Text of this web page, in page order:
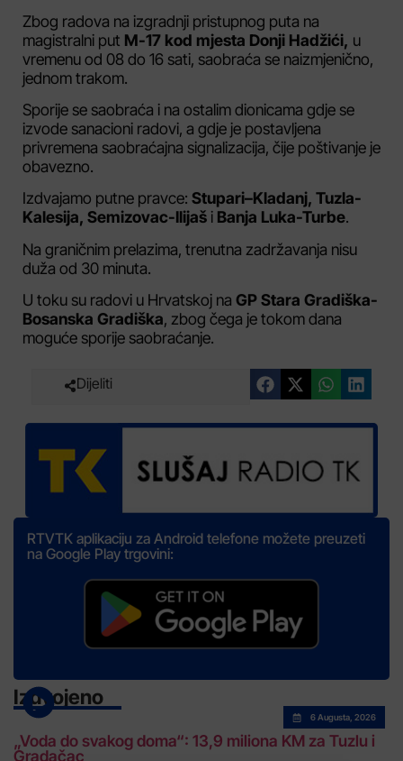
Zbog radova na izgradnji pristupnog puta na
magistralni put M-17 kod mjesta Donji Hadžići, u
vremenu od 08 do 16 sati, saobraća se naizmjenično,
jednom trakom.
Sporije se saobraća i na ostalim dionicama gdje se
izvode sanacioni radovi, a gdje je postavljena
privremena saobraćajna signalizacija, čije poštivanje je
obavezno.
Izdvajamo putne pravce: Stupari–Kladanj, Tuzla-
Kalesija, Semizovac-Ilijaš i Banja Luka-Turbe.
Na graničnim prelazima, trenutna zadržavanja nisu
duža od 30 minuta.
U toku su radovi u Hrvatskoj na GP Stara Gradiška-
Bosanska Gradiška, zbog čega je tokom dana
moguće sporije saobraćanje.
Dijeliti
RTVTK aplikaciju za Android telefone možete preuzeti
na Google Play trgovini:
Izdvojeno
6 Augusta, 2026
„Voda do svakog doma“: 13,9 miliona KM za Tuzlu i
Gradačac